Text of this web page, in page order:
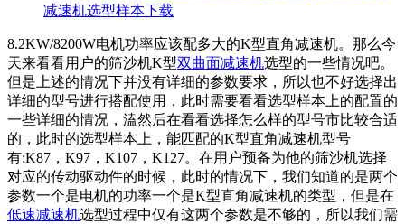
减速机选型样本下载
8.2KW/8200W电机功率应该配多大的K型直角减速机。那么今
天来看看用户的筛沙机K型双曲面减速机选型的一些情况吧。
但是上述的情况下并没有详细的参数要求，所以也不好选择出
详细的型号进行搭配使用，此时需要看看选型样本上的配置的
一些详细的情况，溘然后在看看选择怎么样的型号市比较合适
的，此时的选型样本上，能匹配的K型直角减速机型号
有:K87，K97，K107，K127。在用户预备为他的筛沙机选择
对应的传动驱动件的时候，此时的情况下，我们知道的是两个
参数一个是电机的功率一个是K型直角减速机的类型，但是在
低速减速机选型过程中仅有这两个参数是不够的，所以我们需